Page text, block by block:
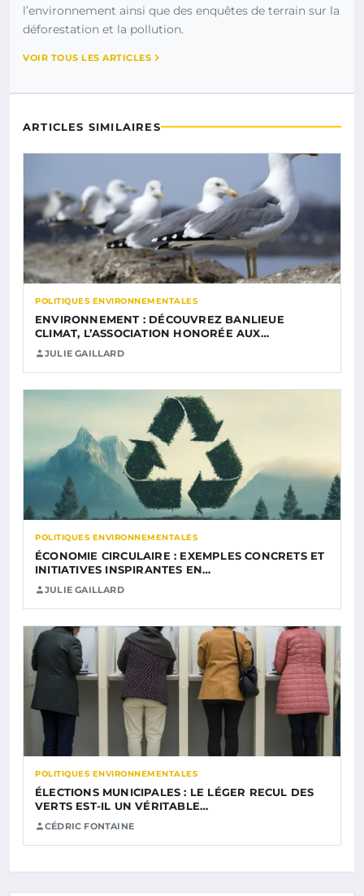
l’environnement ainsi que des enquêtes de terrain sur la
déforestation et la pollution.
VOIR TOUS LES ARTICLES
ARTICLES SIMILAIRES
POLITIQUES ENVIRONNEMENTALES
ENVIRONNEMENT : DÉCOUVREZ BANLIEUE
CLIMAT, L’ASSOCIATION HONORÉE AUX…
JULIE GAILLARD
POLITIQUES ENVIRONNEMENTALES
ÉCONOMIE CIRCULAIRE : EXEMPLES CONCRETS ET
INITIATIVES INSPIRANTES EN…
JULIE GAILLARD
POLITIQUES ENVIRONNEMENTALES
ÉLECTIONS MUNICIPALES : LE LÉGER RECUL DES
VERTS EST-IL UN VÉRITABLE…
CÉDRIC FONTAINE